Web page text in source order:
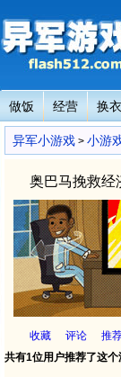
异军小游戏
做饭 经营 换衣
异军小游戏 > 小游
奥巴马挽救经
收藏 评论
推
共有1位用户推荐了这个